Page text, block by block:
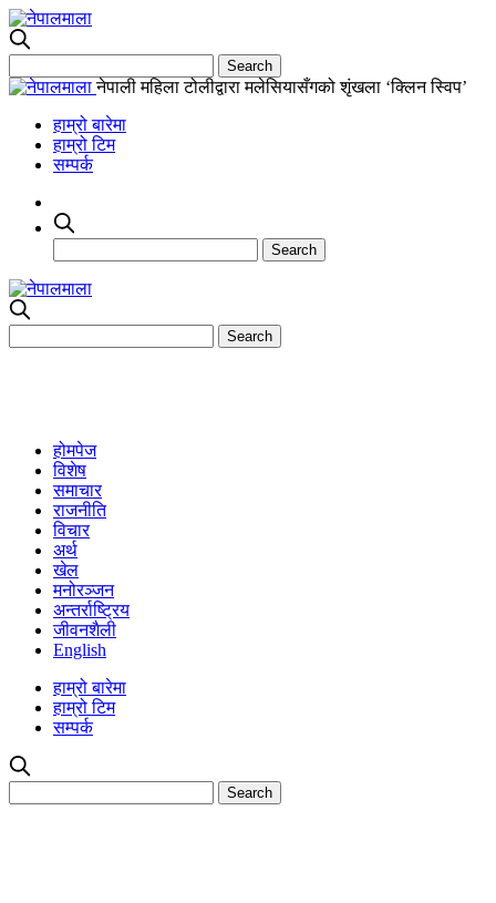
नेपाली महिला टोलीद्वारा मलेसियासँगको शृंखला ‘क्लिन स्विप’
हाम्रो बारेमा
हाम्रो टिम
सम्पर्क
होमपेज
विशेष
समाचार
राजनीति
विचार
अर्थ
खेल
मनोरञ्जन
अन्तर्राष्ट्रिय
जीवनशैली
English
हाम्रो बारेमा
हाम्रो टिम
सम्पर्क